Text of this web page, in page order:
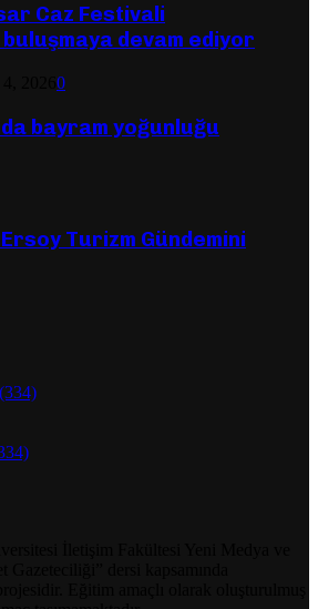
Caz Festivali
devam ediyor
0
bayram yoğunluğu
Turizm Gündemini
(334)